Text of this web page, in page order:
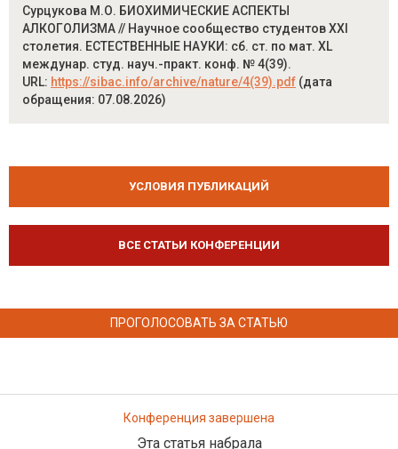
Сурцукова М.О. БИОХИМИЧЕСКИЕ АСПЕКТЫ
АЛКОГОЛИЗМА // Научное сообщество студентов XXI
столетия. ЕСТЕСТВЕННЫЕ НАУКИ: сб. ст. по мат. XL
междунар. студ. науч.-практ. конф. № 4(39).
URL: https://sibac.info/archive/nature/4(39).pdf (дата
обращения: 07.08.2026)
УСЛОВИЯ ПУБЛИКАЦИЙ
ВСЕ СТАТЬИ КОНФЕРЕНЦИИ
ПРОГОЛОСОВАТЬ ЗА СТАТЬЮ
Конференция завершена
Эта статья набрала